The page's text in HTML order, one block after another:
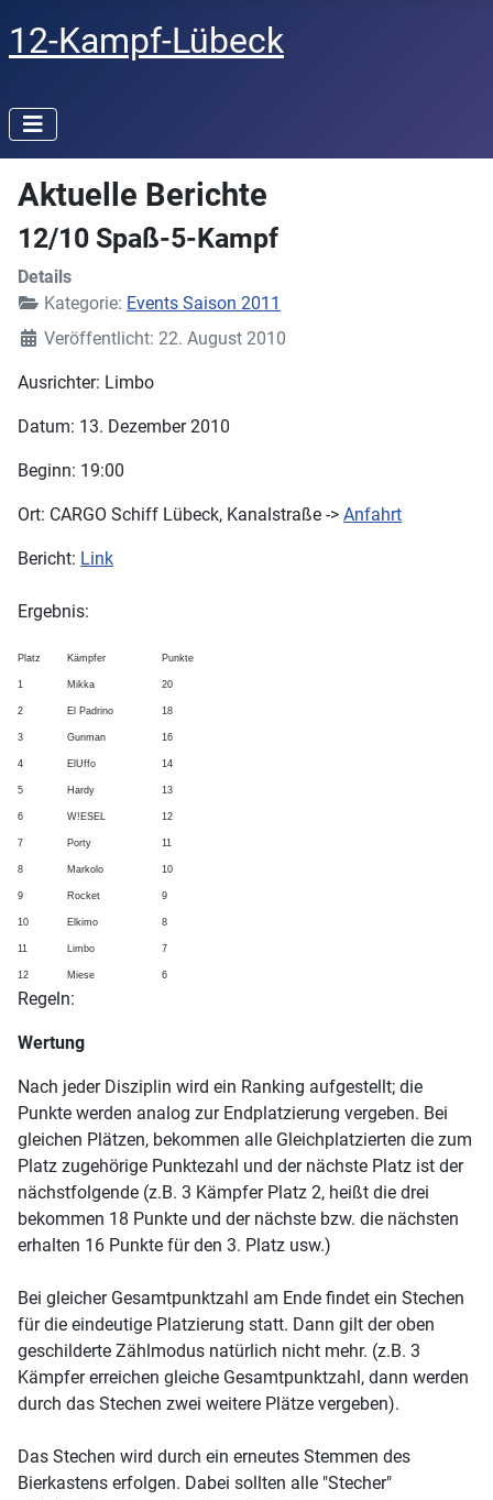
12-Kampf-Lübeck
Aktuelle Berichte
12/10 Spaß-5-Kampf
Details
Kategorie: Events Saison 2011
Veröffentlicht: 22. August 2010
Ausrichter: Limbo
Datum: 13. Dezember 2010
Beginn: 19:00
Ort: CARGO Schiff Lübeck, Kanalstraße -> Anfahrt
Bericht: Link
Ergebnis:
Platz Kämpfer Punkte
1 Mikka 20
2 El Padrino 18
3 Gunman 16
4 ElUffo 14
5 Hardy 13
6 W!ESEL 12
7 Porty 11
8 Markolo 10
9 Rocket 9
10 Elkimo 8
11 Limbo 7
12 Miese 6
Regeln:
Wertung
Nach jeder Disziplin wird ein Ranking aufgestellt; die
Punkte werden analog zur Endplatzierung vergeben. Bei
gleichen Plätzen, bekommen alle Gleichplatzierten die zum
Platz zugehörige Punktezahl und der nächste Platz ist der
nächstfolgende (z.B. 3 Kämpfer Platz 2, heißt die drei
bekommen 18 Punkte und der nächste bzw. die nächsten
erhalten 16 Punkte für den 3. Platz usw.)
Bei gleicher Gesamtpunktzahl am Ende findet ein Stechen
für die eindeutige Platzierung statt. Dann gilt der oben
geschilderte Zählmodus natürlich nicht mehr. (z.B. 3
Kämpfer erreichen gleiche Gesamtpunktzahl, dann werden
durch das Stechen zwei weitere Plätze vergeben).
Das Stechen wird durch ein erneutes Stemmen des
Bierkastens erfolgen. Dabei sollten alle "Stecher"